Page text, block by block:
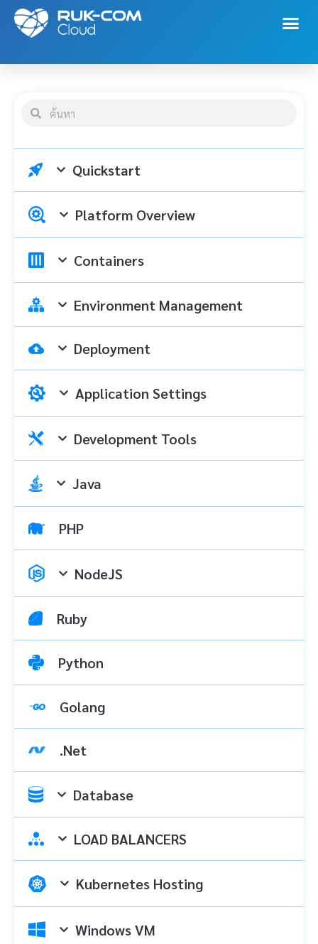
Quickstart
Platform Overview
Containers
Environment Management
Deployment
Application Settings
Development Tools
Java
PHP
NodeJS
Ruby
Python
Golang
.Net
Database
LOAD BALANCERS
Kubernetes Hosting
Windows VM